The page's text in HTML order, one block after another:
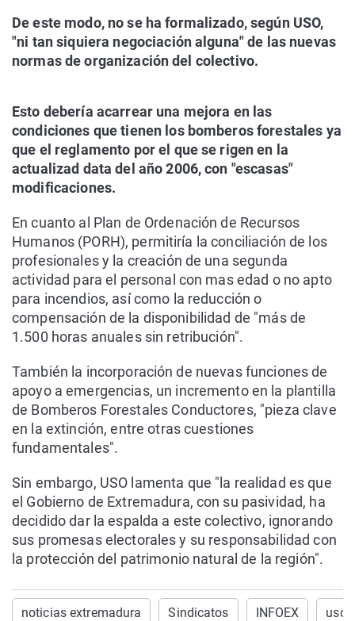
De este modo, no se ha formalizado, según USO,
"ni tan siquiera negociación alguna" de las nuevas
normas de organización del colectivo.
Esto debería acarrear una mejora en las
condiciones que tienen los bomberos forestales ya
que el reglamento por el que se rigen en la
actualizad data del año 2006, con "escasas"
modificaciones.
En cuanto al Plan de Ordenación de Recursos
Humanos (PORH), permitiría la conciliación de los
profesionales y la creación de una segunda
actividad para el personal con mas edad o no apto
para incendios, así como la reducción o
compensación de la disponibilidad de "más de
1.500 horas anuales sin retribución".
También la incorporación de nuevas funciones de
apoyo a emergencias, un incremento en la plantilla
de Bomberos Forestales Conductores, "pieza clave
en la extinción, entre otras cuestiones
fundamentales".
Sin embargo, USO lamenta que "la realidad es que
el Gobierno de Extremadura, con su pasividad, ha
decidido dar la espalda a este colectivo, ignorando
sus promesas electorales y su responsabilidad con
la protección del patrimonio natural de la región".
noticias extremadura Sindicatos INFOEX uso